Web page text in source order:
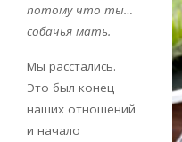
потому что ты…
собачья мать.
Мы расстались.
Это был конец
наших отношений
и начало